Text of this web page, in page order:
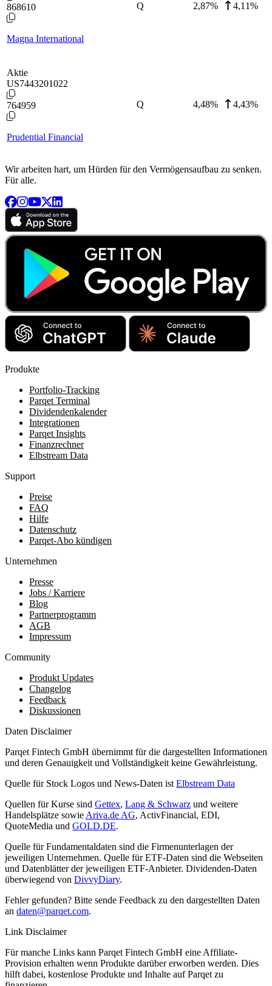
868610
Magna International
Q 2,87% 4,11%
Aktie
US7443201022
764959
Prudential Financial
Q 4,48% 4,43%
Wir arbeiten hart, um Hürden für den Vermögensaufbau zu senken.
Für alle.
Produkte
Portfolio-Tracking
Parqet Terminal
Dividendenkalender
Integrationen
Parqet Insights
Finanzrechner
Elbstream Data
Support
Preise
FAQ
Hilfe
Datenschutz
Parqet-Abo kündigen
Unternehmen
Presse
Jobs / Karriere
Blog
Partnerprogramm
AGB
Impressum
Community
Produkt Updates
Changelog
Feedback
Diskussionen
Daten Disclaimer
Parqet Fintech GmbH übernimmt für die dargestellten Informationen
und deren Genauigkeit und Vollständigkeit keine Gewährleistung.
Quelle für Stock Logos und News-Daten ist Elbstream Data
Quellen für Kurse sind Gettex, Lang & Schwarz und weitere
Handelsplätze sowie Ariva.de AG, ActivFinancial, EDI,
QuoteMedia und GOLD.DE.
Quelle für Fundamentaldaten sind die Firmenunterlagen der
jeweiligen Unternehmen. Quelle für ETF-Daten sind die Webseiten
und Datenblätter der jeweiligen ETF-Anbieter. Dividenden-Daten
überwiegend von DivvyDiary.
Fehler gefunden? Bitte sende Feedback zu den dargestellten Daten
an daten@parqet.com.
Link Disclaimer
Für manche Links kann Parqet Fintech GmbH eine Affiliate-
Provision erhalten wenn Produkte darüber erworben werden. Dies
hilft dabei, kostenlose Produkte und Inhalte auf Parqet zu